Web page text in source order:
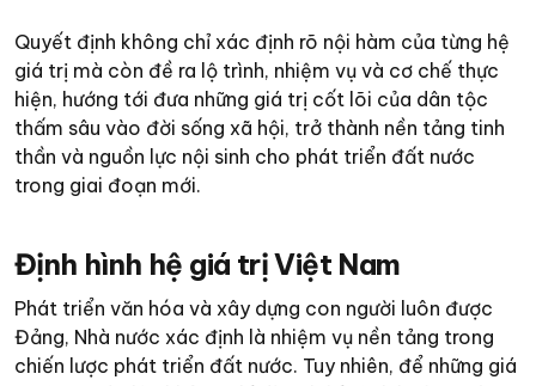
Quyết định không chỉ xác định rõ nội hàm của từng hệ
giá trị mà còn đề ra lộ trình, nhiệm vụ và cơ chế thực
hiện, hướng tới đưa những giá trị cốt lõi của dân tộc
thấm sâu vào đời sống xã hội, trở thành nền tảng tinh
thần và nguồn lực nội sinh cho phát triển đất nước
trong giai đoạn mới.
Định hình hệ giá trị Việt Nam
Phát triển văn hóa và xây dựng con người luôn được
Đảng, Nhà nước xác định là nhiệm vụ nền tảng trong
chiến lược phát triển đất nước. Tuy nhiên, để những giá